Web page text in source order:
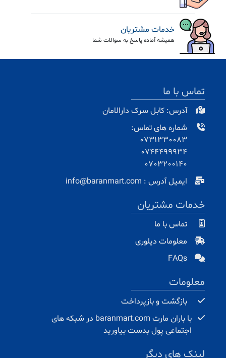
خدمات مشتریان
همیشه آماده پاسخ به سوالات شما
تماس با ما
آدرس: کابل سرک دارالامان
شماره های تماس:
0731330083
0744499934
0703200140
ایمیل آدرس : info@baranmart.com
خدمات مشتریان
تماس با ما
معلومات دیلوری
FAQs
معلومات
بازگشت و بازپرداخت
با باران مارت baranmart.com در شبکه های
اجتماعی پول بدست بیاورید
لینک های دیگر